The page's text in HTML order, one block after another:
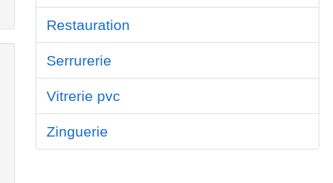
Restauration
Serrurerie
Vitrerie pvc
Zinguerie